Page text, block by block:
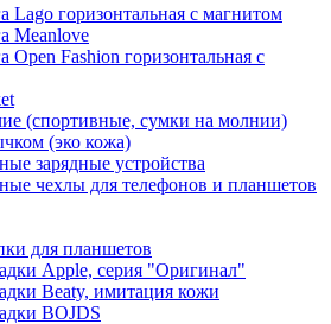
Lago горизонтальная с магнитом
Meanlove
Open Fashion горизонтальная с
(спортивные, сумки на молнии)
(эко кожа)
зарядные устройства
чехлы для телефонов и планшетов
для планшетов
Apple, серия "Оригинал"
Beaty, имитация кожи
BOJDS